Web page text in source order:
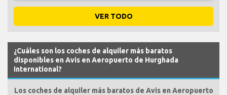
VER TODO
¿Cuáles son los coches de alquiler más baratos
disponibles en Avis en Aeropuerto de Hurghada
International?
Los coches de alquiler más baratos de Avis en Aeropuerto